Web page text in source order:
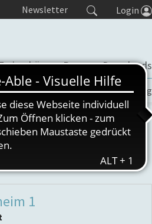
Newsletter Login
Presse Downloads
Turniere Seminaranmeldung
1